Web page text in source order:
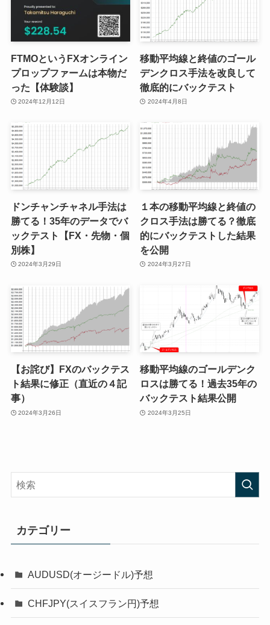
FTMOというFXオンライン
プロップファームは本物だ
った【体験談】
2024年12月12日
移動平均線と終値のゴール
デンクロス手法を改良して
徹底的にバックテスト
2024年4月8日
ドンチャンチャネル手法は
勝てる！35年のデータでバ
ックテスト【FX・先物・個
別株】
2024年3月29日
１本の移動平均線と終値の
クロス手法は勝てる？徹底
的にバックテストした結果
を公開
2024年3月27日
【お詫び】FXのバックテス
ト結果に修正（直近の４記
事）
2024年3月26日
移動平均線のゴールデンク
ロスは勝てる！過去35年の
バックテスト結果公開
2024年3月25日
カテゴリー
AUDUSD(オージードル)予想
CHFJPY(スイスフラン円)予想